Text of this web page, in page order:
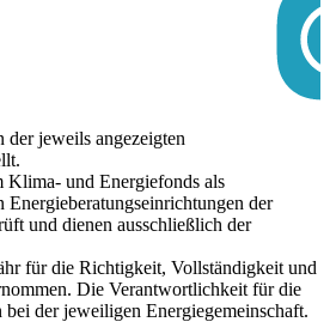
jeweils angezeigten
Klima- und Energiefonds als
Energieberatungseinrichtungen der
und dienen ausschließlich der
für die Richtigkeit, Vollständigkeit und
Die Verantwortlichkeit für die
der jeweiligen Energiegemeinschaft.